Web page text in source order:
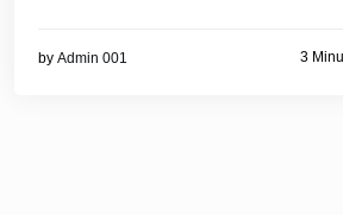
by Admin 001 3